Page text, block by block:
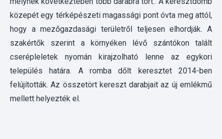
cserépleletek nyomán kirajzolható lenne az egykori
település határa. A romba dőlt keresztet 2014-ben
felújították. Az összetört kereszt darabjait az új emlékmű